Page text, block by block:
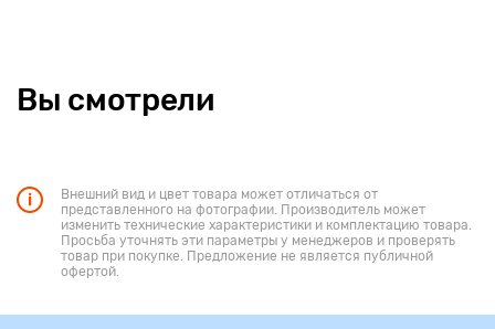
Вы смотрели
Внешний вид и цвет товара может отличаться от
представленного на фотографии. Производитель может
изменить технические характеристики и комплектацию товара.
Просьба уточнять эти параметры у менеджеров и проверять
товар при покупке. Предложение не является публичной
офертой.